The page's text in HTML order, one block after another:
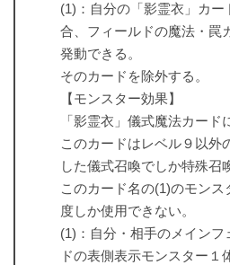
(1)：自分の「影霊衣」カ
合、フィールドの魔法・罠
発動できる。
そのカードを除外する。
【モンスター効果】
「影霊衣」儀式魔法カード
このカードはレベル９以外
した儀式召喚でしか特殊召
このカード名の(1)のモンス
度しか使用できない。
(1)：自分・相手のメイン
ドの表側表示モンスター１